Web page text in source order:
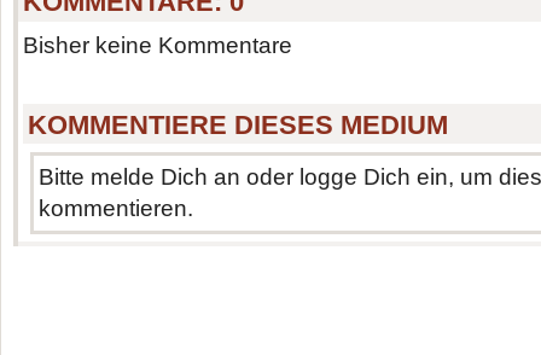
Bisher keine Kommentare
KOMMENTIERE DIESES MEDIUM
Bitte melde Dich an oder logge Dich ein, um
kommentieren.